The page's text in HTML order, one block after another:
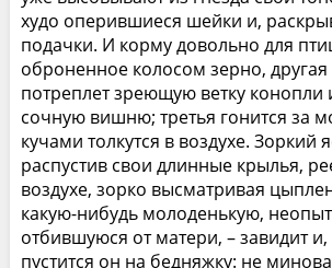
худо оперившиеся шейки и,
подачки. И корму довольно для
оброненное колосом зерно,
потреплет зреющую ветку конопли
сочную вишню; третья гонится за
кучами толкутся в воздухе. Зоркий
распустив свои длинные крылья,
воздухе, зорко высматривая
какую-нибудь молоденькую,
отбившуюся от матери, – завидит и,
пустится он на бедняжку: не